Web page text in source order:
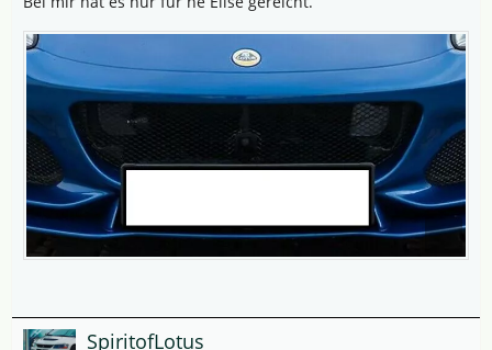
SpiritofLotus